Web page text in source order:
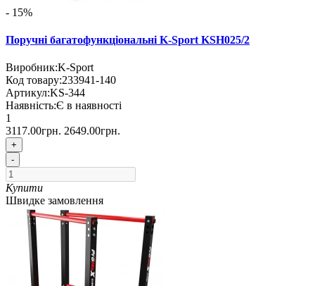
- 15%
Поручні багатофункціональні K-Sport KSH025/2
Виробник:K-Sport
Код товару:233941-140
Артикул:KS-344
Наявність:Є в наявності
1
3117.00грн. 2649.00грн.
+
-
Купити
Швидке замовлення